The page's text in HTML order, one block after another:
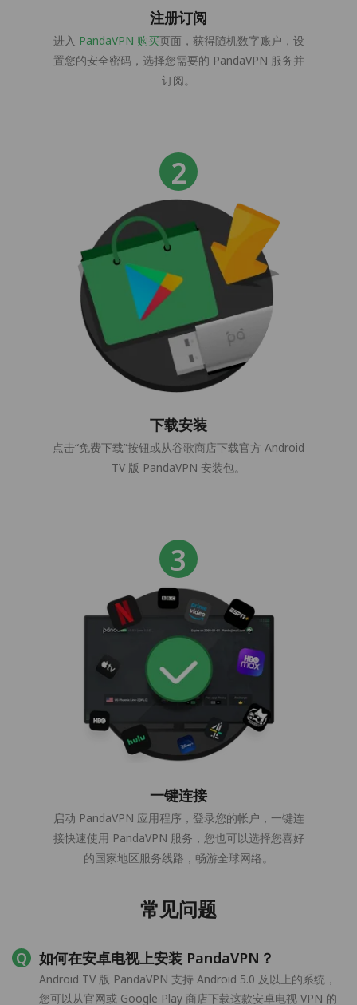
注册订阅
进入 PandaVPN 购买页面，获得随机数字账户，设
置您的安全密码，选择您需要的 PandaVPN 服务并
订阅。
下载安装
点击“免费下载”按钮或从谷歌商店下载官方 Android
TV 版 PandaVPN 安装包。
一键连接
启动 PandaVPN 应用程序，登录您的帐户，一键连
接快速使用 PandaVPN 服务，您也可以选择您喜好
的国家地区服务线路，畅游全球网络。
常见问题
如何在安卓电视上安装 PandaVPN？
Android TV 版 PandaVPN 支持 Android 5.0 及以上的系统，
您可以从官网或 Google Play 商店下载这款安卓电视 VPN 的